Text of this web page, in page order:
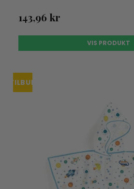
143,96 kr
VIS PRODUKT
TILBUD